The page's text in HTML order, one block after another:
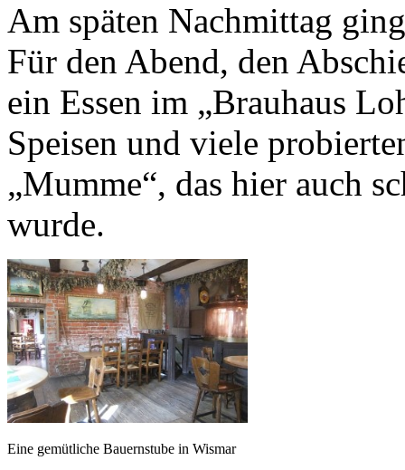
Am späten Nachmittag
Für den Abend, den
ein Essen im „Brauhaus
Speisen und viele
„Mumme“, das hier auch
wurde.
Eine gemütliche Bauernstube in Wismar